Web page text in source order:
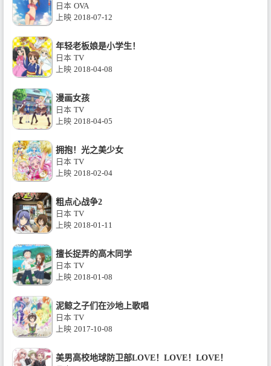
日本 OVA
上映 2018-07-12
年轻老板娘是小学生！
日本 TV
上映 2018-04-08
漫画女孩
日本 TV
上映 2018-04-05
拥抱！光之美少女
日本 TV
上映 2018-02-04
粗点心战争2
日本 TV
上映 2018-01-11
擅长捉弄的高木同学
日本 TV
上映 2018-01-08
泥鲸之子们在沙地上歌唱
日本 TV
上映 2017-10-08
美男高校地球防卫部LOVE！LOVE！LOVE！